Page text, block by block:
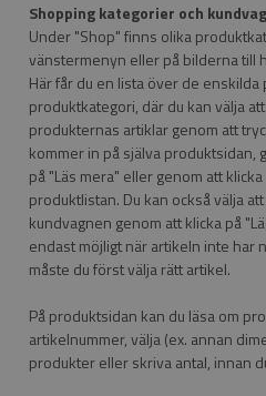
Shopping kategorier och
Under "Shop" finns olika
vänstermenyn eller på bilderna till
Här får du en lista över de
produktkategori, där du kan välja
produkternas artiklar genom att
kommer in på själva produktsidan,
på "Läs mera" eller genom att
produktlistan. Du kan också välja
kundvagnen genom att klicka på
endast möjligt när artikeln inte har
måste du först välja rätt artikel.
På produktsidan kan du läsa om
artikelnummer, välja (ex. annan
produkter eller skriva antal, innan